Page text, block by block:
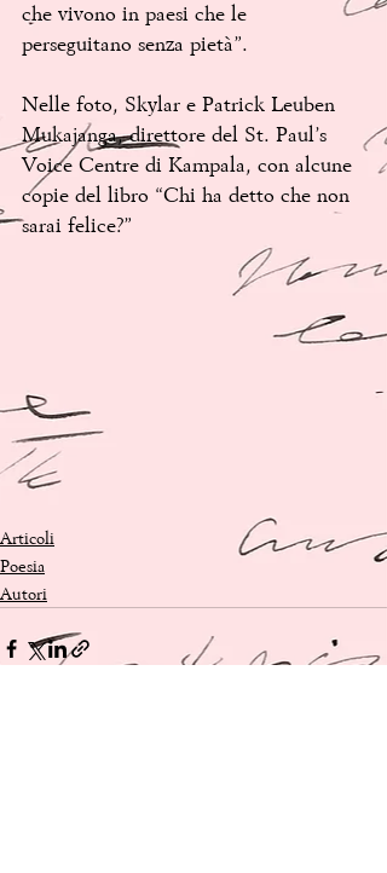
che vivono in paesi che le
perseguitano senza pietà”.
Nelle foto, Skylar e Patrick Leuben
Mukajanga, direttore del St. Paul’s
Voice Centre di Kampala, con alcune
copie del libro “Chi ha detto che non
sarai felice?”
Articoli
Poesia
Autori